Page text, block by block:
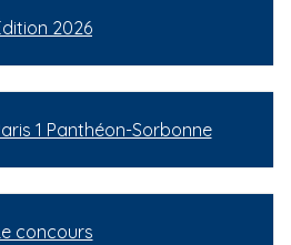
2026
1 Panthéon-Sorbonne
concours